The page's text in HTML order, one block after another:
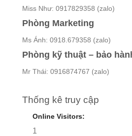
Miss Như: 0917829358 (zalo)
Phòng Marketing
Ms Ánh: 0918.679358 (zalo)
Phòng kỹ thuật – bảo
Mr Thái: 0916874767 (zalo)
Thống kê truy cập
Online Visitors:
1